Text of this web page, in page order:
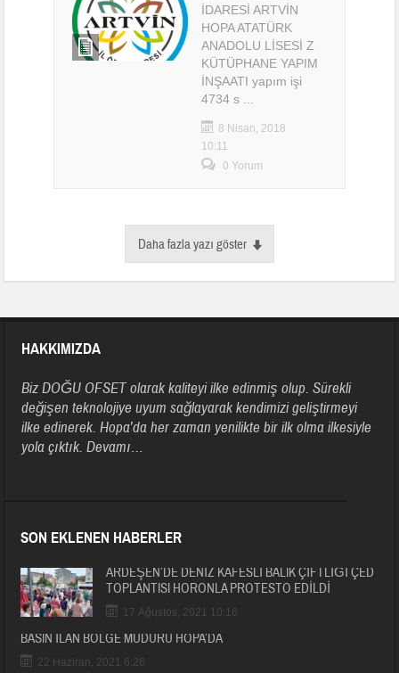
İDARESİ ARTVİN
HOPA ATATÜRK
ANADOLU LİSESİ Z
KÜTÜPHANE YAPIM
İNŞAATI yapım işi
4734 s ...
8 Nisan, 2018
10:11
0 Yorum
Daha fazla yazı göster
HAKKIMIZDA
Biz DOĞU OFSET olarak kaliteyi ilke edinmiş olup. Sürekli
değişen teknolojiye uyum sağlayarak kendimizi geliştirmeyi
ilke edinerek. Hopa’da her zaman yenilikte bir ilk olma ilkesiyle
yola çıktık.Devamı…
SON EKLENEN HABERLER
ARDEŞEN’DE DENİZ KAFESLİ BALIK ÇİFTLİĞİ ÇED
TOPLANTISI HORONLA PROTESTO EDİLDİ
17 Ağustos, 2021 10:16
BASIN İLAN BÖLGE MÜDÜRÜ HOPA’DA
22 Haziran, 2021 6:26